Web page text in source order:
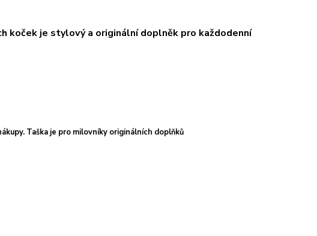
je stylový a originální doplněk pro každodenní
Taška je pro milovníky originálních doplňků